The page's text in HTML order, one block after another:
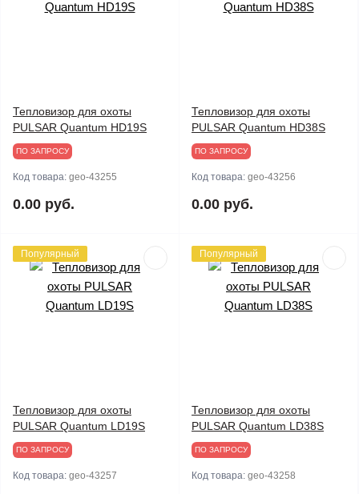
Тепловизор для охоты
PULSAR Quantum HD19S
ПО ЗАПРОСУ
Код товара: geo-43255
0.00 руб.
Тепловизор для охоты
PULSAR Quantum HD38S
ПО ЗАПРОСУ
Код товара: geo-43256
0.00 руб.
Популярный
Тепловизор для охоты
PULSAR Quantum LD19S
ПО ЗАПРОСУ
Код товара: geo-43257
Популярный
Тепловизор для охоты
PULSAR Quantum LD38S
ПО ЗАПРОСУ
Код товара: geo-43258